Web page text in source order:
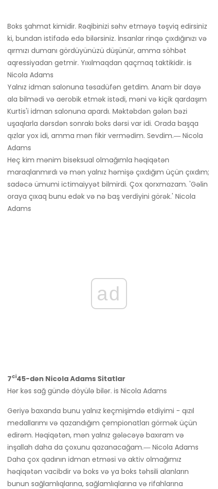
Boks şahmat kimidir. Rəqibinizi səhv etməyə təşviq edirsiniz
ki, bundan istifadə edə bilərsiniz. İnsanlar rinqə çıxdığınızı və
qırmızı dumanı gördüyünüzü düşünür, amma söhbət
aqressiyadan getmir. Yıxılmaqdan qaçmaq taktikidir. is
Nicola Adams
Yalnız idman salonuna təsadüfən getdim. Anam bir dayə
ala bilmədi və aerobik etmək istədi, məni və kiçik qardaşım
Kurtis'i idman salonuna apardı. Məktəbdən gələn bəzi
uşaqlarla dərsdən sonrakı boks dərsi var idi. Orada başqa
qızlar yox idi, amma mən fikir vermədim. Sevdim.― Nicola
Adams
Heç kim mənim biseksual olmağımla həqiqətən
maraqlanmırdı və mən yalnız həmişə çıxdığım üçün çıxdım;
sadəcə ümumi ictimaiyyət bilmirdi. Çox qorxmazam. 'Gəlin
oraya çıxaq bunu edək və nə baş verdiyini görək.' Nicola
Adams
ad
7ci45-dən Nicola Adams Sitatlar
Hər kəs sağ gündə döyülə bilər. is Nicola Adams
Geriyə baxanda bunu yalnız keçmişimdə etdiyimi - qızıl
medallarımı və qazandığım çempionatları görmək üçün
edirəm. Həqiqətən, mən yalnız gələcəyə baxıram və
inşallah daha da çoxunu qazanacağam.― Nicola Adams
Daha çox qadının idman etməsi və aktiv olmağımız
həqiqətən vacibdir və boks və ya boks təhsili alanların
bunun sağlamlıqlarına, sağlamlıqlarına və rifahlarına